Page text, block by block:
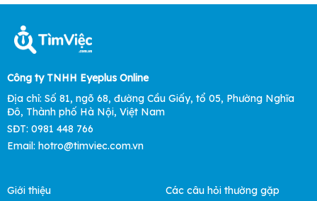
Công ty TNHH Eyeplus Online
Địa chỉ: Số 81, ngõ 68, đường Cầu Giấy, tổ 05, Phường Nghĩa
Đô, Thành phố Hà Nội, Việt Nam
SĐT: 0981 448 766
Email: hotro@timviec.com.vn
Giới thiệu
Các câu hỏi thường gặp